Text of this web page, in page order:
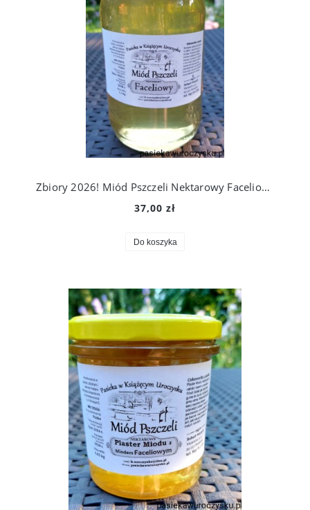
Zbiory 2026! Miód Pszczeli Nektarowy Faceliowy 1,1 kg. Prosto Z Ula Do Słoika!
37,00 zł
Do koszyka